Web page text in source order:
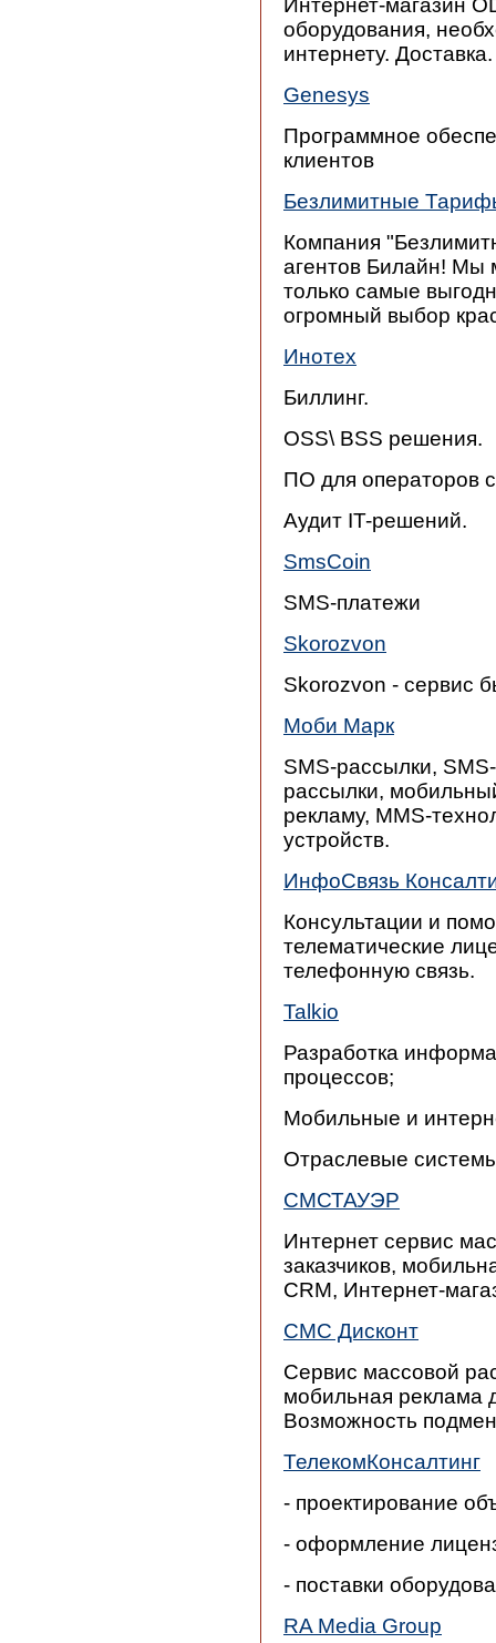
Интернет-магазин
оборудования,
интернету. Доставка.
Genesys
Программное
клиентов
Безлимитные
Компания
агентов Билайн! Мы
только самые
огромный выбор
Инотех
Биллинг.
OSS\ BSS решения.
ПО для операторов
Аудит IT-решений.
SmsCoin
SMS-платежи
Skorozvon
Skorozvon - сервис
Моби Марк
SMS-рассылки,
рассылки,
рекламу, MMS-
устройств.
ИнфоСвязь
Консультации и
телематические
телефонную связь.
Talkio
Разработка
процессов;
Мобильные и
Отраслевые
СМСТАУЭР
Интернет сервис
заказчиков,
СRM, Интернет-
СМС Дисконт
Cервис массовой
мобильная реклама
Возможность
ТелекомКонсалтинг
- проектирование
- оформление
- поставки
RA Media Group